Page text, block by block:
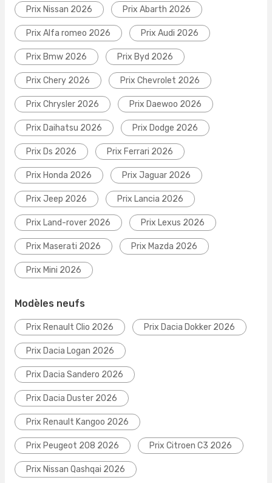
Prix Nissan 2026 Prix Abarth 2026
Prix Alfa romeo 2026 Prix Audi 2026
Prix Bmw 2026 Prix Byd 2026
Prix Chery 2026 Prix Chevrolet 2026
Prix Chrysler 2026 Prix Daewoo 2026
Prix Daihatsu 2026 Prix Dodge 2026
Prix Ds 2026 Prix Ferrari 2026
Prix Honda 2026 Prix Jaguar 2026
Prix Jeep 2026 Prix Lancia 2026
Prix Land-rover 2026 Prix Lexus 2026
Prix Maserati 2026 Prix Mazda 2026
Prix Mini 2026
Modèles neufs
Prix Renault Clio 2026 Prix Dacia Dokker 2026
Prix Dacia Logan 2026
Prix Dacia Sandero 2026
Prix Dacia Duster 2026
Prix Renault Kangoo 2026
Prix Peugeot 208 2026 Prix Citroen C3 2026
Prix Nissan Qashqai 2026